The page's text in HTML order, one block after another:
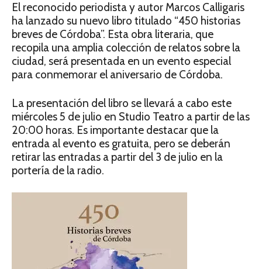
El reconocido periodista y autor Marcos Calligaris
ha lanzado su nuevo libro titulado “450 historias
breves de Córdoba”. Esta obra literaria, que
recopila una amplia colección de relatos sobre la
ciudad, será presentada en un evento especial
para conmemorar el aniversario de Córdoba.
La presentación del libro se llevará a cabo este
miércoles 5 de julio en Studio Teatro a partir de las
20:00 horas. Es importante destacar que la
entrada al evento es gratuita, pero se deberán
retirar las entradas a partir del 3 de julio en la
portería de la radio.